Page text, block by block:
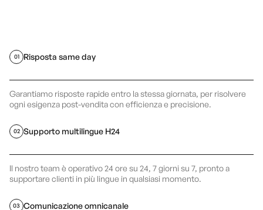
01 Risposta same day
Garantiamo risposte rapide entro la stessa giornata, per risolvere
ogni esigenza post-vendita con efficienza e precisione.
02 Supporto multilingue H24
Il nostro team è operativo 24 ore su 24, 7 giorni su 7, pronto a
supportare clienti in più lingue in qualsiasi momento.
03 Comunicazione omnicanale